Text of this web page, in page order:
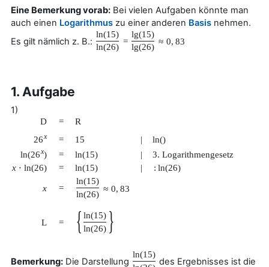
Eine Bemerkung vorab: Bei vielen Aufgaben könnte man
auch einen Logarithmus zu einer anderen Basis nehmen.
Es gilt nämlich z. B.:
ln(15)
ln(26)
=
lg(15)
lg(26)
≈ 0, 83
1. Aufgabe
1)
D =
R
26x = 15 | ln()
ln(26x) = ln(15) |
3. Logarithmengesetz
x ⋅ ln(26) = ln(15) | : ln(26)
x =
ln(15)
ln(26)
≈ 0, 83
L = { ln(15)
ln(26) }
Bemerkung: Die Darstellung
ln(15)
des Ergebnisses ist die